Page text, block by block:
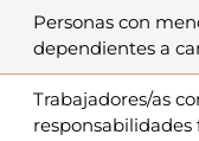
Personas con
dependientes a
Trabajadores/as
responsabilidades